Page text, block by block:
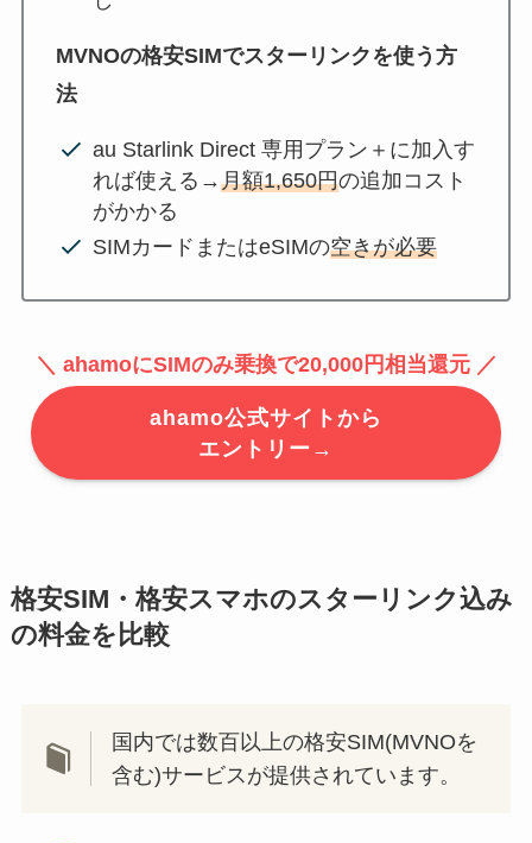
MVNOの格安SIMでスターリンクを使う方
法
au Starlink Direct 専用プラン＋に加入す
れば使える→月額1,650円の追加コスト
がかかる
SIMカードまたはeSIMの空きが必要
＼ ahamoにSIMのみ乗換で20,000円相当還元 ／
ahamo公式サイトから
エントリー→
格安SIM・格安スマホのスターリンク込み
の料金を比較
国内では数百以上の格安SIM(MVNOを
含む)サービスが提供されています。